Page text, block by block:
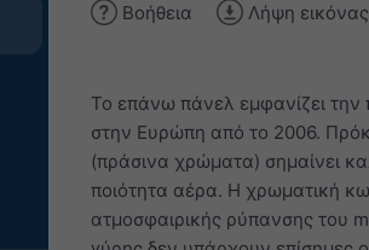
Βοήθεια Λήψη εικόνας
Το επάνω πάνελ εμφανίζει την
στην Ευρώπη από το 2006.
(πράσινα χρώματα) σημαίνει
ποιότητα αέρα. Η χρωματική
ατμοσφαιρικής ρύπανσης του